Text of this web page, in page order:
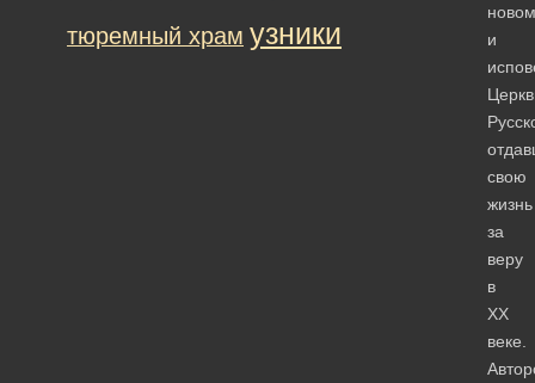
и
свою
жизнь
за
веру
в
ХХ
веке.
тюремный храм узники